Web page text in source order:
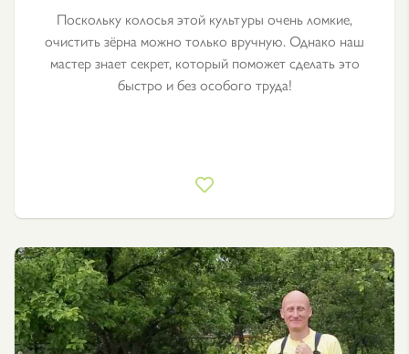
Поскольку колосья этой культуры очень ломкие,
очистить зёрна можно только вручную. Однако наш
мастер знает секрет, который поможет сделать это
быстро и без особого труда!